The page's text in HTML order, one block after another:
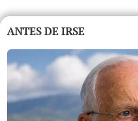
ANTES DE IRSE